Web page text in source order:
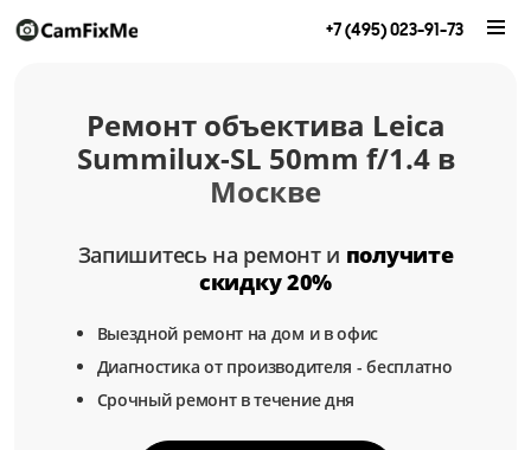
+7 (495) 023-91-73
Ремонт объектива Leica
Summilux-SL 50mm f/1.4 в
Москве
Запишитесь на ремонт и получите
скидку 20%
Выездной ремонт на дом и в офис
Диагностика от производителя - бесплатно
Срочный ремонт в течение дня